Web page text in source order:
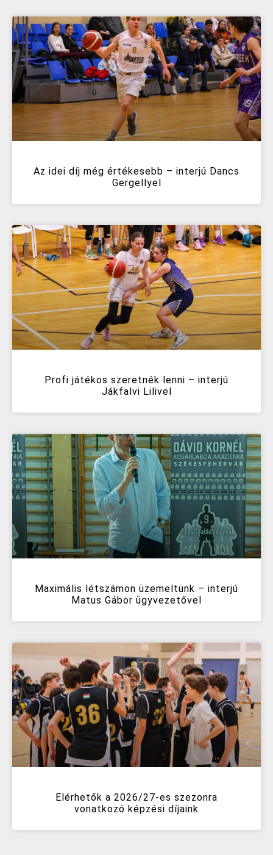
Az idei díj még értékesebb – interjú Dancs
Gergellyel
Profi játékos szeretnék lenni – interjú
Jákfalvi Lilivel
Maximális létszámon üzemeltünk – interjú
Matus Gábor ügyvezetővel
Elérhetők a 2026/27-es szezonra
vonatkozó képzési díjaink